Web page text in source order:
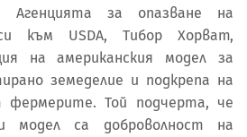
за опазване на
към USDA, Тибор Хорват,
на американския модел за
земеделие и подкрепа на
фермерите. Той подчерта, че
модел са доброволност на